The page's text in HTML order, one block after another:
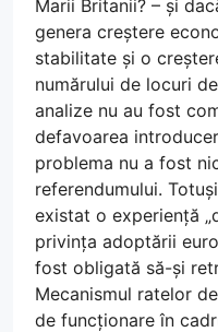
Marii Britanii? – și
genera creștere
stabilitate și o
numărului de locuri
analize nu au fost
defavoarea
problema nu a fost
referendumului.
existat o experiență
privința adoptării
fost obligată să-și
Mecanismul ratelor
de funcționare în